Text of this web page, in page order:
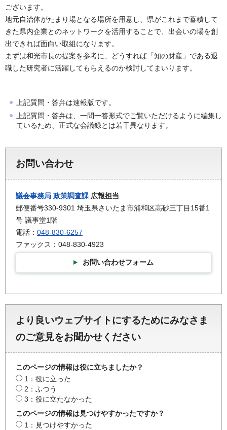
ございます。
地元自治体がたまり場となる場所を用意し、県がこれまで蓄積して
きた県内企業とのネットワークを活用することで、出会いの場を創
出できれば面白い取組になります。
まずは和光市長の提案を参考に、どうすれば「知の財産」である退
職した研究者に活躍してもらえるのか検討してまいります。
上記質問・答弁は速報版です。
上記質問・答弁は、一問一答形式でご覧いただけるように編集し
ているため、正式な会議録とは若干異なります。
お問い合わせ
議会事務局 政策調査課 広報担当
郵便番号330-9301 埼玉県さいたま市浦和区高砂三丁目15番1
号 議事堂1階
電話： 048-830-6257
ファックス：048-830-4923
お問い合わせフォーム
より良いウェブサイトにするためにみなさま
のご意見をお聞かせください
このページの情報は役に立ちましたか？
1：役に立った
2：ふつう
3：役に立たなかった
このページの情報は見つけやすかったですか？
1：見つけやすかった